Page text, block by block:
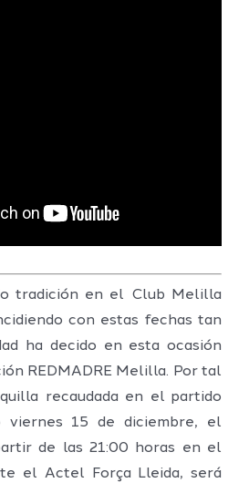
tradición en el Club Melilla
con estas fechas tan
ha decido en esta ocasión
REDMADRE Melilla. Por tal
recaudada en el partido
viernes 15 de diciembre, el
de las 21:00 horas en el
el Actel Força Lleida, será